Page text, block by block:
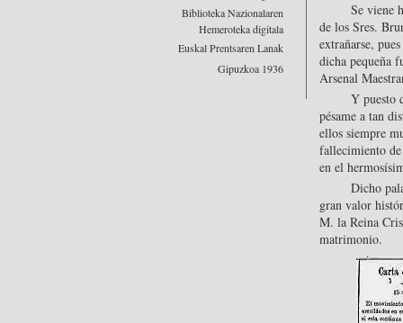
Se viene
de los Sres.
extrañarse,
dicha pequeña
Arsenal
Y puesto
pésame a tan
ellos siempre
fallecimiento de
en el
Dicho
gran valor
M. la Reina
matrimonio.
Biblioteka Nazionalaren
Hemeroteka digitala
Euskal Prentsaren Lanak
Gipuzkoa 1936